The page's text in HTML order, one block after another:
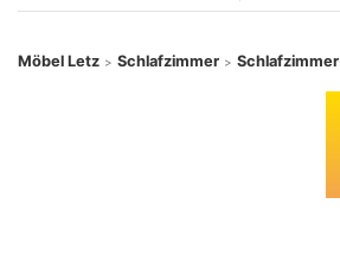
Möbel Letz > Schlafzimmer >
Schnell